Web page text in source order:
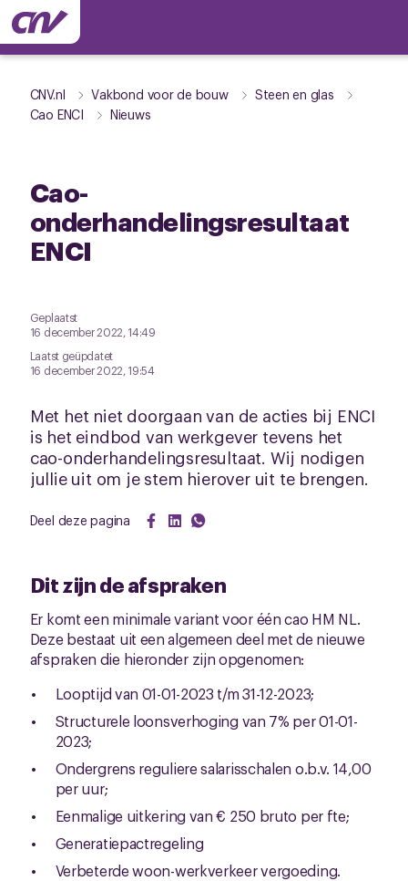
CNV.nl Vakbond voor de bouw
Steen en glas
Cao ENCI
Nieuws
Cao-
onderhandelingsresultaat
ENCI
Geplaatst
16 december 2022, 14:49
Laatst geüpdatet
16 december 2022, 19:54
Met het niet doorgaan van de acties bij ENCI
is het eindbod van werkgever tevens het
cao-onderhandelingsresultaat. Wij nodigen
jullie uit om je stem hierover uit te brengen.
Deel deze pagina
Dit zijn de afspraken
Er komt een minimale variant voor één cao HM NL.
Deze bestaat uit een algemeen deel met de nieuwe
afspraken die hieronder zijn opgenomen:
Looptijd van 01-01-2023 t/m 31-12-2023;
Structurele loonsverhoging van 7% per 01-01-
2023;
Ondergrens reguliere salarisschalen o.b.v. 14,00
per uur;
Eenmalige uitkering van € 250 bruto per fte;
Generatiepactregeling
Verbeterde woon-werkverkeer vergoeding.